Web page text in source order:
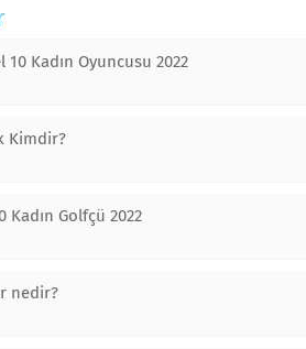
Kadın Oyuncusu 2022
Kimdir?
Kadın Golfçü 2022
nedir?